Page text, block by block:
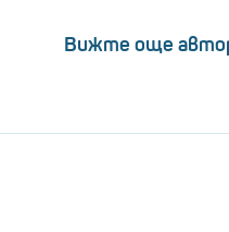
Вижте още